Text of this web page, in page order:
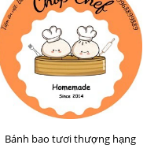
Bánh bao tươi thượng hạng